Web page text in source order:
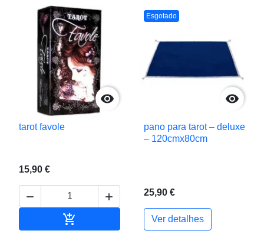

tarot favole
15,90 €
 
 Adicionar ao carrinho
Esgotado

pano para tarot – deluxe
– 120cmx80cm
25,90 €
Ver detalhes